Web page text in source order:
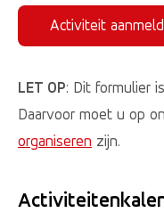
Activiteit
LET OP: Dit formulier
Daarvoor moet u op
organiseren zijn.